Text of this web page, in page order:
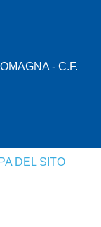
- C.F.
DEL SITO